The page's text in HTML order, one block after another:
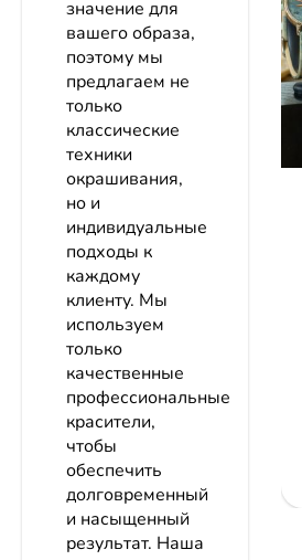
значение для
вашего образа,
поэтому мы
предлагаем не
только
классические
техники
окрашивания,
но и
индивидуальные
подходы к
каждому
клиенту. Мы
используем
только
качественные
профессиональные
красители,
чтобы
обеспечить
долговременный
и насыщенный
результат. Наша